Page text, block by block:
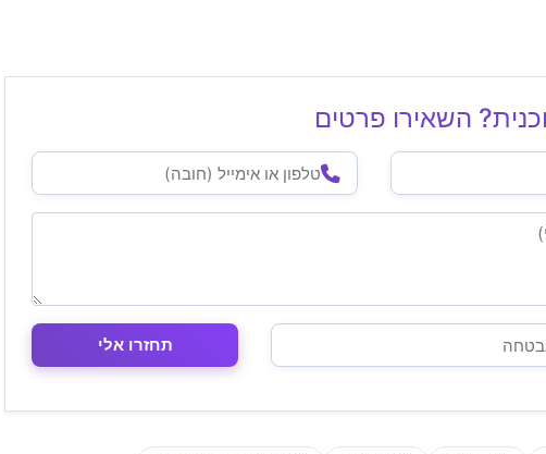
השאירו פרטים